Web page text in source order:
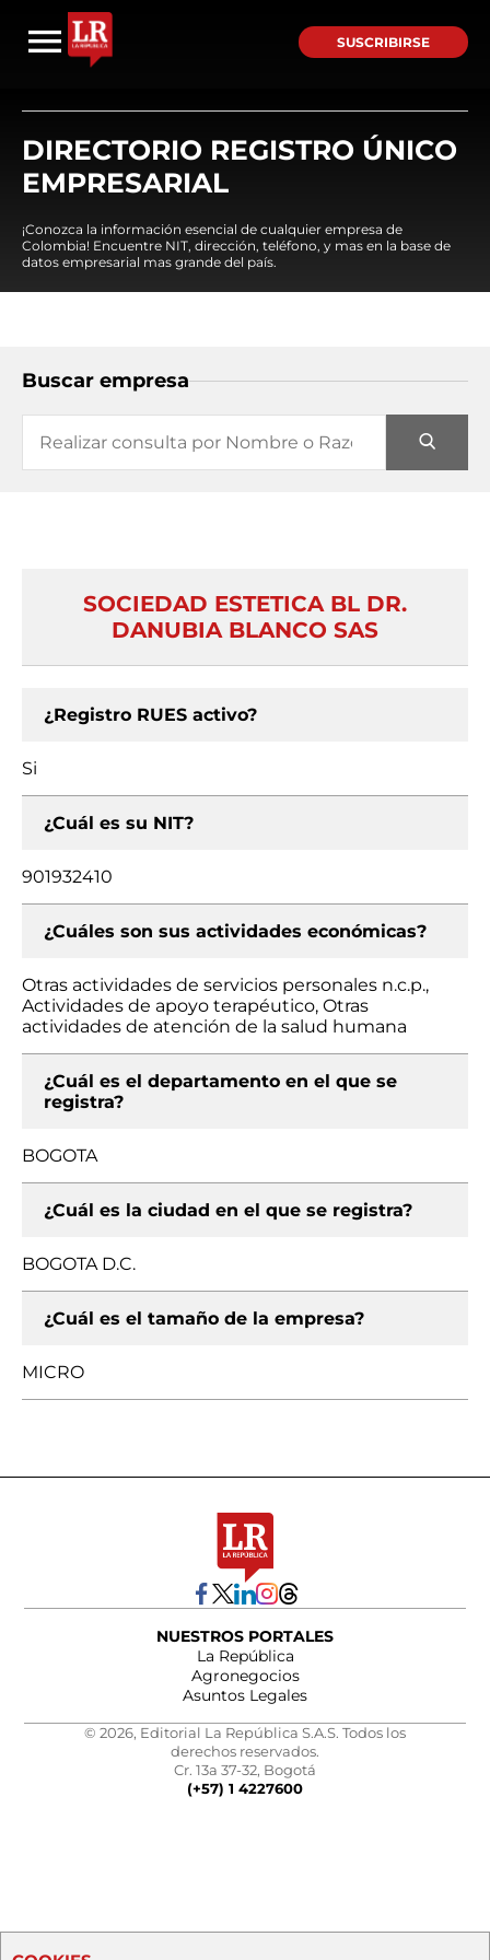
SUSCRIBIRSE
DIRECTORIO REGISTRO ÚNICO
EMPRESARIAL
¡Conozca la información esencial de cualquier empresa de
Colombia! Encuentre NIT, dirección, teléfono, y mas en la base de
datos empresarial mas grande del país.
Buscar empresa
SOCIEDAD ESTETICA BL DR.
DANUBIA BLANCO SAS
¿Registro RUES activo?
Si
¿Cuál es su NIT?
901932410
¿Cuáles son sus actividades económicas?
Otras actividades de servicios personales n.c.p.,
Actividades de apoyo terapéutico, Otras
actividades de atención de la salud humana
¿Cuál es el departamento en el que se
registra?
BOGOTA
¿Cuál es la ciudad en el que se registra?
BOGOTA D.C.
¿Cuál es el tamaño de la empresa?
MICRO
NUESTROS PORTALES
La República
Agronegocios
Asuntos Legales
© 2026, Editorial La República S.A.S. Todos los
derechos reservados.
Cr. 13a 37-32, Bogotá
(+57) 1 4227600